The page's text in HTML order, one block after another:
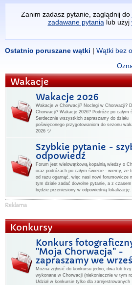
Zanim zadasz pytanie, zaglądnij do
zadawane pytania lub użyj
Ostatnio poruszane wątki | Wątki bez
Wakacje
Wakacje 2026
Wakacje w Chorwacji? Noclegi w Chorwacji?
Chorwacji? Wakacje 2026? Podróże po całym
Serdecznie wszystkich zapraszamy do działu
poświęconego przygotowaniom do sezonu
2026 ツ
Szybkie pytanie -
odpowiedź
Forum jest wielowątkową kopalnią wiedzy o
oraz podróżach po całym świecie - wiemy, że
od razu ogarnąć, więc nasi nowi forumowicze
tym dziale zadać dowolne pytanie, a z
będzie przeniesiony w odpowiednią lokalizację.
Konkursy
Konkurs
"Moja Chorwacja" -
zapraszamy we
Można zgłosić do konkursu jedno, dwa lub
wykonane w Chorwacji (niekoniecznie w tym
Udział w konkursie tylko dla zarejestrowanych